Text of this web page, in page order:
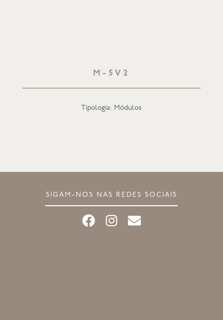
M-5V2
Tipologia: Módulos
SIGAM-NOS NAS REDES SOCIAIS